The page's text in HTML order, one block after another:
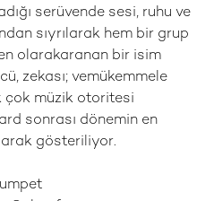
serüvende sesi, ruhu ve
sıyrılarak hem bir grup
olarakaranan bir isim
zekası; vemükemmele
müzik otoritesi
sonrası dönemin en
gösteriliyor.